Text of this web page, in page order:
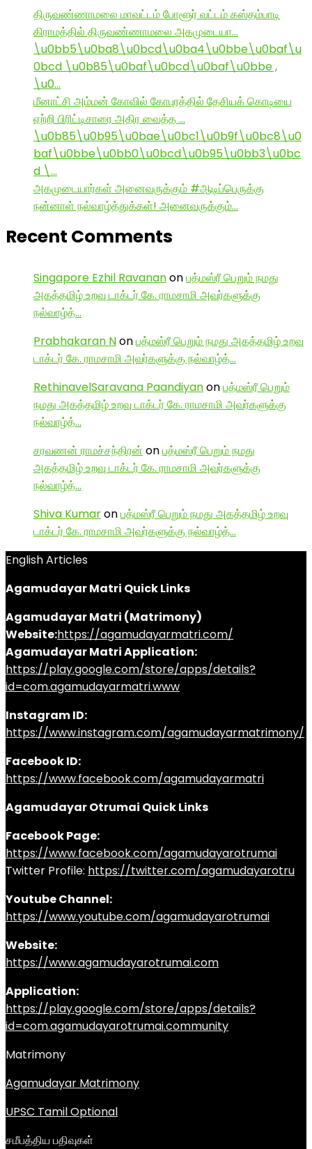
திருவண்ணாமலை மாவட்டம் போளூர் வட்டம் கஸ்தம்பாடி
கிராமத்தில் திருவண்ணாமலை அகமுடையா…
\u0bb5\u0ba8\u0bcd\u0ba4\u0bbe\u0baf\u
0bcd \u0b85\u0baf\u0bcd\u0baf\u0bbe ,
\u0…
மீனாட்சி அம்மன் கோவில் கோபுரத்தில் தேசியக் கொடியை
ஏற்றி பிரிட்டிசாரை அதிர வைத்த …
\u0b85\u0b95\u0bae\u0bc1\u0b9f\u0bc8\u0
baf\u0bbe\u0bb0\u0bcd\u0b95\u0bb3\u0bc
d \…
அகமுடையார்கள் அனைவருக்கும் #ஆடிப்பெருக்கு
நன்னாள் நல்வாழ்த்துக்கள்! அனைவருக்கும்…
Recent Comments
Singapore Ezhil Ravananonபத்மஸ்ரீ பெறும் நமது
அகத்தமிழ் உறவு டாக்டர் கே. ராமசாமி அவர்களுக்கு
நல்வாழ்த்…
Prabhakaran Nonபத்மஸ்ரீ பெறும் நமது அகத்தமிழ் உறவு
டாக்டர் கே. ராமசாமி அவர்களுக்கு நல்வாழ்த்…
RethinavelSaravana Paandiyanonபத்மஸ்ரீ பெறும்
நமது அகத்தமிழ் உறவு டாக்டர் கே. ராமசாமி அவர்களுக்கு
நல்வாழ்த்…
சரவணன் ராமச்சந்திரன் onபத்மஸ்ரீ பெறும் நமது
அகத்தமிழ் உறவு டாக்டர் கே. ராமசாமி அவர்களுக்கு
நல்வாழ்த்…
Shiva Kumaronபத்மஸ்ரீ பெறும் நமது அகத்தமிழ் உறவு
டாக்டர் கே. ராமசாமி அவர்களுக்கு நல்வாழ்த்…
English Articles
Agamudayar Matri Quick Links
Agamudayar Matri (Matrimony)
Website:https://agamudayarmatri.com/
Agamudayar Matri Application:
https://play.google.com/store/apps/details?
id=com.agamudayarmatri.www
Instagram ID:
https://www.instagram.com/agamudayarmatrimony/
Facebook ID:
https://www.facebook.com/agamudayarmatri
Agamudayar Otrumai Quick Links
Facebook Page:
https://www.facebook.com/agamudayarotrumai
Twitter Profile: https://twitter.com/agamudayarotru
Youtube Channel:
https://www.youtube.com/agamudayarotrumai
Website:
https://www.agamudayarotrumai.com
Application:
https://play.google.com/store/apps/details?
id=com.agamudayarotrumai.community
Matrimony
Agamudayar Matrimony
UPSC Tamil Optional
சமீபத்திய பதிவுகள்